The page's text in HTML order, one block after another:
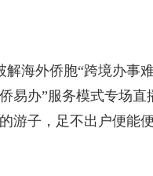
外侨胞“跨境办事难
易办”服务模式专场
游子，足不出户便